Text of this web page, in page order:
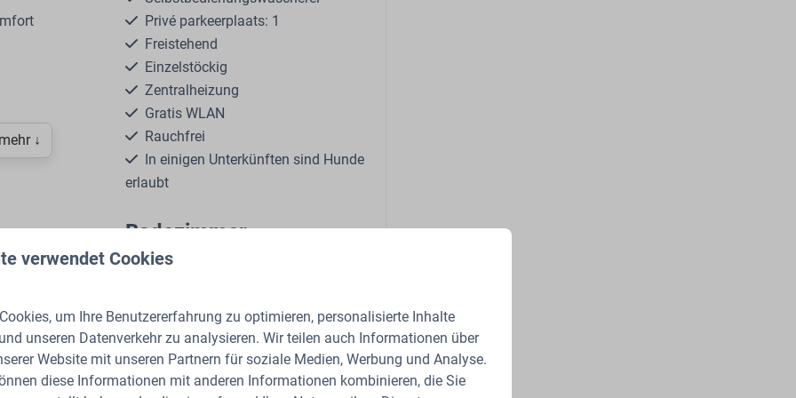
Privé parkeerplaats: 1
Freistehend
Einzelstöckig
Zentralheizung
Gratis WLAN
Rauchfrei
In einigen Unterkünften sind Hunde
erlaubt
Wasserkocher
Gefrierfach
Badezimmer
Spülbecken: 1
Toilette
Dusche
↓
auf der Veluwe, mit modernen
Pergola.
verwendet Cookies
um Ihre Benutzererfahrung zu optimieren, personalisierte Inhalte
unseren Datenverkehr zu analysieren. Wir teilen auch Informationen über
Website mit unseren Partnern für soziale Medien, Werbung und Analyse.
diese Informationen mit anderen Informationen kombinieren, die Sie